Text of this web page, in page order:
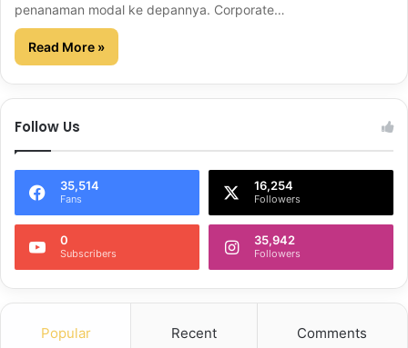
penanaman modal ke depannya. Corporate…
Read More »
Follow Us
35,514
Fans
16,254
Followers
0
Subscribers
35,942
Followers
Popular Recent Comments